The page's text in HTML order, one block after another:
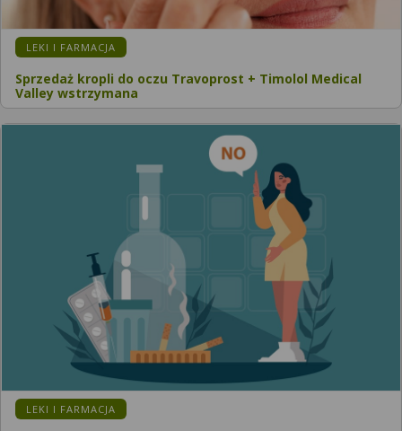
LEKI I FARMACJA
Sprzedaż kropli do oczu Travoprost + Timolol Medical
Valley wstrzymana
LEKI I FARMACJA